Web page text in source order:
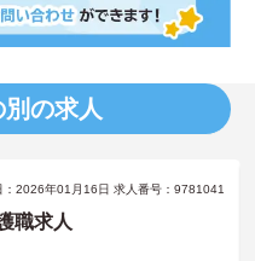
の求人
：2026年01月16日 求人番号：9781041
職求人